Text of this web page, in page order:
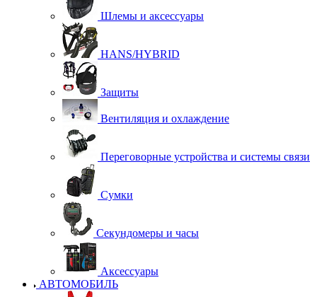
Шлемы и аксессуары
HANS/HYBRID
Защиты
Вентиляция и охлаждение
Переговорные устройства и системы связи
Сумки
Секундомеры и часы
Аксессуары
АВТОМОБИЛЬ